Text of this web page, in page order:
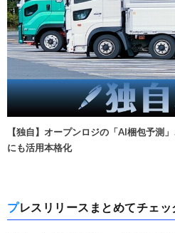
【独自】オープンロジの「AI梱包予測
にも活用本格化
プレスリリースまとめてチェッ